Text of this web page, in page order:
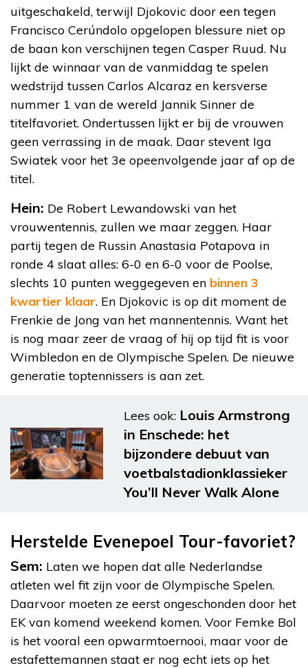
uitgeschakeld, terwijl Djokovic door een tegen
Francisco Cerúndolo opgelopen blessure niet op
de baan kon verschijnen tegen Casper Ruud. Nu
lijkt de winnaar van de vanmiddag te spelen
wedstrijd tussen Carlos Alcaraz en kersverse
nummer 1 van de wereld Jannik Sinner de
titelfavoriet. Ondertussen lijkt er bij de vrouwen
geen verrassing in de maak. Daar stevent Iga
Swiatek voor het 3e opeenvolgende jaar af op de
titel.
Hein: De Robert Lewandowski van het
vrouwentennis, zullen we maar zeggen. Haar
partij tegen de Russin Anastasia Potapova in
ronde 4 slaat alles: 6-0 en 6-0 voor de Poolse,
slechts 10 punten weggegeven en binnen 3
kwartier klaar. En Djokovic is op dit moment de
Frenkie de Jong van het mannentennis. Want het
is nog maar zeer de vraag of hij op tijd fit is voor
Wimbledon en de Olympische Spelen. De nieuwe
generatie toptennissers is aan zet.
Lees ook: Louis Armstrong
in Enschede: het
bijzondere debuut van
voetbalstadionklassieker
You’ll Never Walk Alone
Herstelde Evenepoel Tour-favoriet?
Sem: Laten we hopen dat alle Nederlandse
atleten wel fit zijn voor de Olympische Spelen.
Daarvoor moeten ze eerst ongeschonden door het
EK van komend weekend komen. Voor Femke Bol
is het vooral een opwarmtoernooi, maar voor de
estafettemannen staat er nog echt iets op het